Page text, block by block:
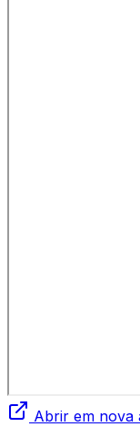
Abrir em nova